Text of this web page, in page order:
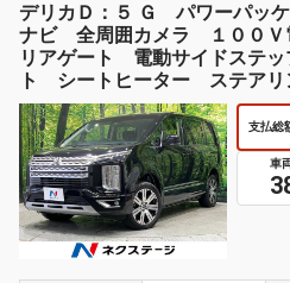
デリカＤ：５ Ｇ パワーパッ
ナビ 全周囲カメラ １００
リアゲート 電動サイドステ
ト シートヒーター ステア
ト レーダークルーズ 禁煙車
支払総
車